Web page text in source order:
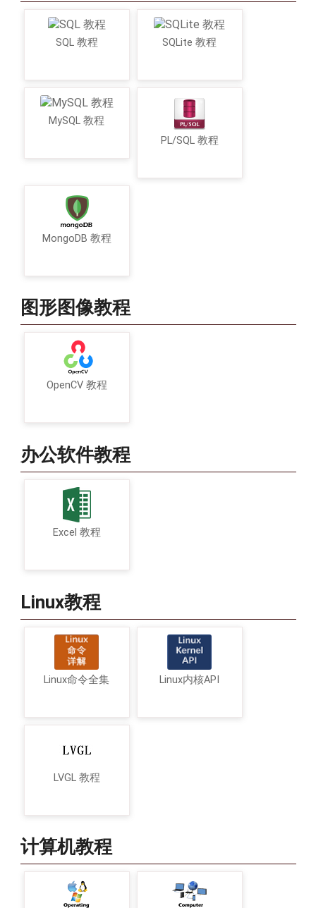
SQL 教程 SQLite 教程
MySQL 教程
PL/SQL 教程
MongoDB 教程
图形图像教程
OpenCV 教程
办公软件教程
Excel 教程
Linux教程
Linux命令全集 Linux内核API
LVGL 教程
计算机教程